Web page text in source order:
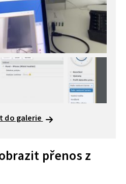
do galerie
přenos z